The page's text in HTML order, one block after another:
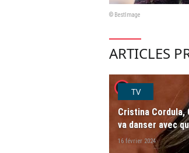
© BestImage
ARTICLES
player2TV
Cristina Cordula,
va danser avec
16 février 2024